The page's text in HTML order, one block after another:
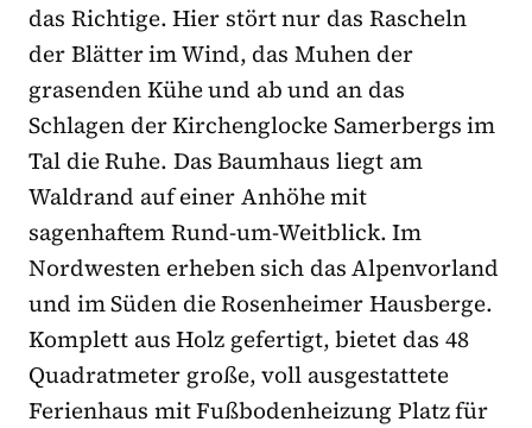
das Richtige. Hier stört nur das Rascheln
der Blätter im Wind, das Muhen der
grasenden Kühe und ab und an das
Schlagen der Kirchenglocke Samerbergs im
Tal die Ruhe. Das Baumhaus liegt am
Waldrand auf einer Anhöhe mit
sagenhaftem Rund-um-Weitblick. Im
Nordwesten erheben sich das Alpenvorland
und im Süden die Rosenheimer Hausberge.
Komplett aus Holz gefertigt, bietet das 48
Quadratmeter große, voll ausgestattete
Ferienhaus mit Fußbodenheizung Platz für